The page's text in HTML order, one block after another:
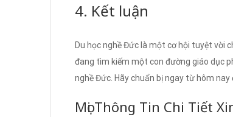
4. Kết luận
Du học nghề Đức là một cơ hội tuyệt vời
đang tìm kiếm một con đường giáo dục
nghề Đức. Hãy chuẩn bị ngay từ hôm
Mọi Thông Tin Chi Tiết